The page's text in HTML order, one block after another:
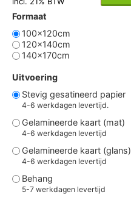
Formaat
100x120cm
120x140cm
140x170cm
Uitvoering
Stevig gesatineerd papier
4-6 werkdagen levertijd.
Gelamineerde kaart (mat)
4-6 werkdagen levertijd
Gelamineerde kaart (glans)
4-6 werkdagen levertijd
Behang
5-7 werkdagen levertijd